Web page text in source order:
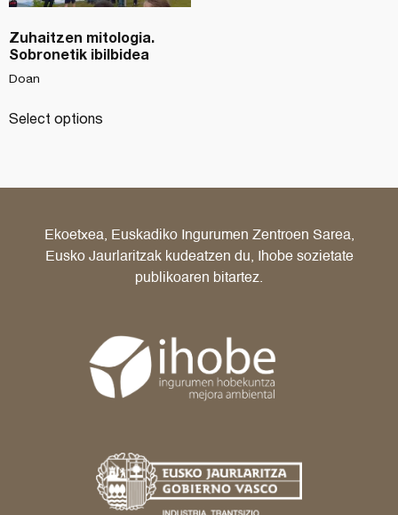
Zuhaitzen mitologia.
Sobronetik ibilbidea
Doan
Select options
Ekoetxea, Euskadiko Ingurumen Zentroen Sarea,
Eusko Jaurlaritzak kudeatzen du, Ihobe sozietate
publikoaren bitartez.